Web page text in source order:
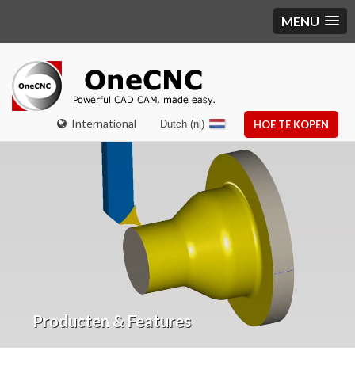
MENU
International HOE TE KOPEN
Dutch (nl)
Producten & Features